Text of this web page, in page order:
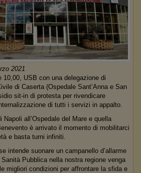
2021
10,00, USB con una delegazione di
di Caserta (Ospedale Sant’Anna e San
sit-in di protesta per rivendicare
di tutti i servizi in appalto.
Napoli all’Ospedale del Mare e quella
è arrivato il momento di mobilitarci
e basta turni infiniti.
intende suonare un campanello d’allarme
Pubblica nella nostra regione venga
migliori condizioni per affrontare la sfida e